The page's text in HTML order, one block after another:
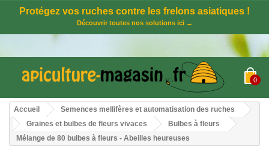
Protégez vos ruches contre les frelons asiatiques !
Découvrir toutes nos solutions ici →
0
Accueil
Semences mellifères et automatisation des ruches
Graines et bulbes de fleurs vivaces
Bulbes à fleurs
Mélange de 80 bulbes à fleurs - Abeilles heureuses